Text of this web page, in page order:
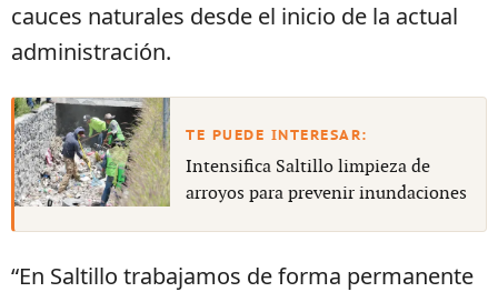
cauces naturales desde el inicio de la actual
administración.
Intensifica Saltillo limpieza de
arroyos para prevenir inundaciones
“En Saltillo trabajamos de forma permanente